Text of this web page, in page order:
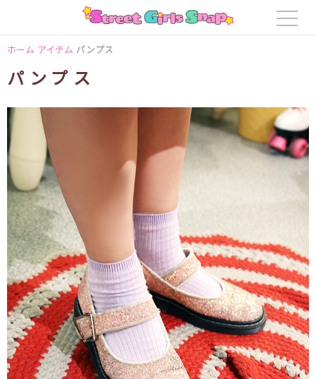
ホーム アイテム パンプス
パンプス